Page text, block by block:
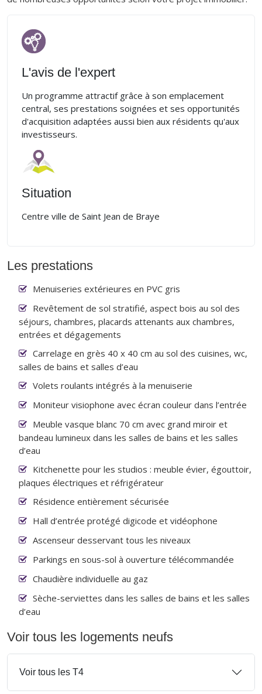
L'avis de l'expert
Un programme attractif grâce à son emplacement
central, ses prestations soignées et ses opportunités
d'acquisition adaptées aussi bien aux résidents qu'aux
investisseurs.
Situation
Centre ville de Saint Jean de Braye
Les prestations
Menuiseries extérieures en PVC gris
Revêtement de sol stratifié, aspect bois au sol des
séjours, chambres, placards attenants aux chambres,
entrées et dégagements
Carrelage en grès 40 x 40 cm au sol des cuisines, wc,
salles de bains et salles d’eau
Volets roulants intégrés à la menuiserie
Moniteur visiophone avec écran couleur dans l’entrée
Meuble vasque blanc 70 cm avec grand miroir et
bandeau lumineux dans les salles de bains et les salles
d’eau
Kitchenette pour les studios : meuble évier, égouttoir,
plaques électriques et réfrigérateur
Résidence entièrement sécurisée
Hall d’entrée protégé digicode et vidéophone
Ascenseur desservant tous les niveaux
Parkings en sous-sol à ouverture télécommandée
Chaudière individuelle au gaz
Sèche-serviettes dans les salles de bains et les salles
d’eau
Voir tous les logements neufs
Voir tous les T4